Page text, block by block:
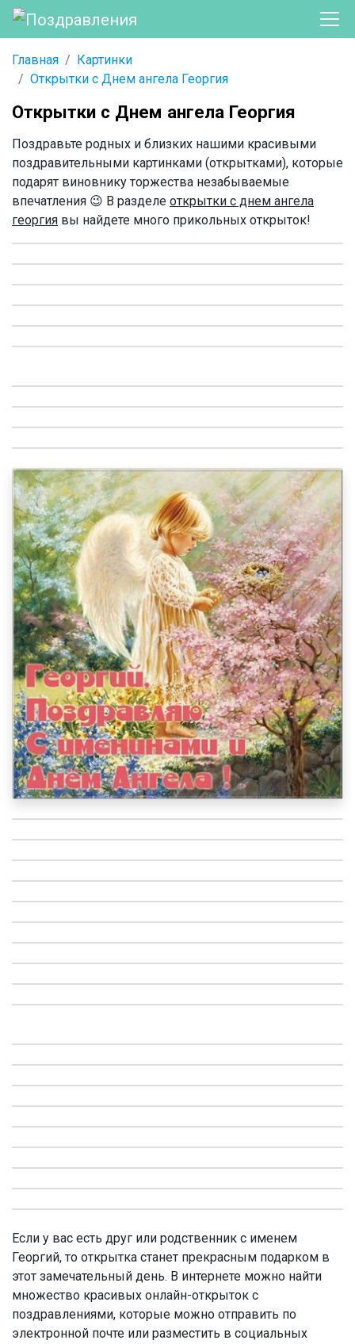
Главная
Картинки
Открытки с Днем ангела Георгия
Открытки с Днем ангела Георгия
Поздравьте родных и близких нашими красивыми
поздравительными картинками (открытками), которые
подарят виновнику торжества незабываемые
впечатления 😉 В разделе открытки с днем ангела
георгия вы найдете много прикольных открыток!
Если у вас есть друг или родственник с именем
Георгий, то открытка станет прекрасным подарком в
этот замечательный день. В интернете можно найти
множество красивых онлайн-открыток с
поздравлениями, которые можно отправить по
электронной почте или разместить в социальных